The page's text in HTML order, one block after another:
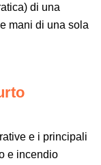
di una
mani di una sola
e i principali
e incendio